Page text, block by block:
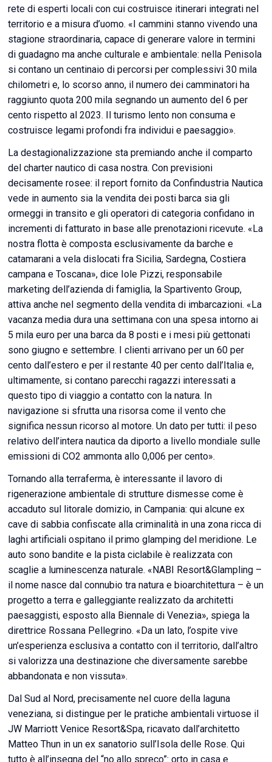
rete di esperti locali con cui costruisce itinerari integrati nel
territorio e a misura d’uomo. «I cammini stanno vivendo una
stagione straordinaria, capace di generare valore in termini
di guadagno ma anche culturale e ambientale: nella Penisola
si contano un centinaio di percorsi per complessivi 30 mila
chilometri e, lo scorso anno, il numero dei camminatori ha
raggiunto quota 200 mila segnando un aumento del 6 per
cento rispetto al 2023. Il turismo lento non consuma e
costruisce legami profondi fra individui e paesaggio».
La destagionalizzazione sta premiando anche il comparto
del charter nautico di casa nostra. Con previsioni
decisamente rosee: il report fornito da Confindustria Nautica
vede in aumento sia la vendita dei posti barca sia gli
ormeggi in transito e gli operatori di categoria confidano in
incrementi di fatturato in base alle prenotazioni ricevute. «La
nostra flotta è composta esclusivamente da barche e
catamarani a vela dislocati fra Sicilia, Sardegna, Costiera
campana e Toscana», dice Iole Pizzi, responsabile
marketing dell’azienda di famiglia, la Spartivento Group,
attiva anche nel segmento della vendita di imbarcazioni. «La
vacanza media dura una settimana con una spesa intorno ai
5 mila euro per una barca da 8 posti e i mesi più gettonati
sono giugno e settembre. I clienti arrivano per un 60 per
cento dall’estero e per il restante 40 per cento dall’Italia e,
ultimamente, si contano parecchi ragazzi interessati a
questo tipo di viaggio a contatto con la natura. In
navigazione si sfrutta una risorsa come il vento che
significa nessun ricorso al motore. Un dato per tutti: il peso
relativo dell’intera nautica da diporto a livello mondiale sulle
emissioni di CO2 ammonta allo 0,006 per cento».
Tornando alla terraferma, è interessante il lavoro di
rigenerazione ambientale di strutture dismesse come è
accaduto sul litorale domizio, in Campania: qui alcune ex
cave di sabbia confiscate alla criminalità in una zona ricca di
laghi artificiali ospitano il primo glamping del meridione. Le
auto sono bandite e la pista ciclabile è realizzata con
scaglie a luminescenza naturale. «NABI Resort&Glampling –
il nome nasce dal connubio tra natura e bioarchitettura – è un
progetto a terra e galleggiante realizzato da architetti
paesaggisti, esposto alla Biennale di Venezia», spiega la
direttrice Rossana Pellegrino. «Da un lato, l’ospite vive
un’esperienza esclusiva a contatto con il territorio, dall’altro
si valorizza una destinazione che diversamente sarebbe
abbandonata e non vissuta».
Dal Sud al Nord, precisamente nel cuore della laguna
veneziana, si distingue per le pratiche ambientali virtuose il
JW Marriott Venice Resort&Spa, ricavato dall’architetto
Matteo Thun in un ex sanatorio sull’Isola delle Rose. Qui
tutto è all’insegna del “no allo spreco”: orto in casa e